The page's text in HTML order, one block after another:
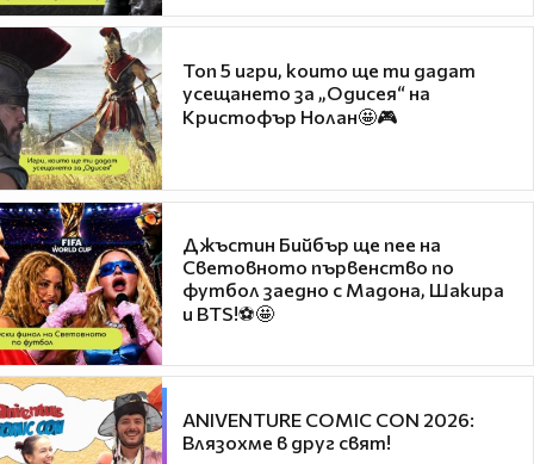
Топ 5 игри, които ще ти дадат
усещането за „Одисея“ на
Кристофър Нолан🤩🎮
Джъстин Бийбър ще пее на
Световното първенство по
футбол заедно с Мадона, Шакира
и BTS!⚽🤩
ANIVENTURE COMIC CON 2026:
Влязохме в друг свят!